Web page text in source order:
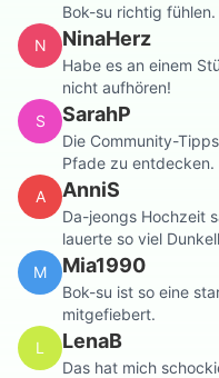
Bok-su richtig fühlen.
N
NinaHerz
Habe es an einem
nicht aufhören!
S
SarahP
Die Community-
Pfade zu entdecken.
A
AnniS
Da-jeongs Hochzeit
lauerte so viel
M
Mia1990
Bok-su ist so eine
mitgefiebert.
L
LenaB
Das hat mich